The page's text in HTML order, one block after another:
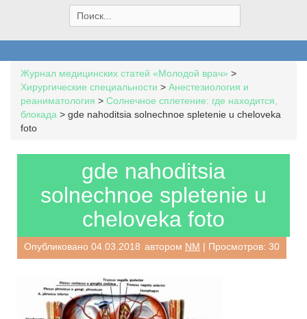
e
a
h
f
o
r
Журнал медицинских статей «Молодой врач» >
Хирургические специальности > Анестезиология и
реаниматология > Солнечное сплетение: где находится,
блокада > gde nahoditsia solnechnoe spletenie u cheloveka
foto
gde nahoditsia
solnechnoe spletenie u
cheloveka foto
Опубликовано 04.03.2018 автором NM | Просмотров: 30